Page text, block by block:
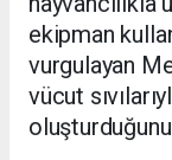
ekipman
vurgulayan
vücut